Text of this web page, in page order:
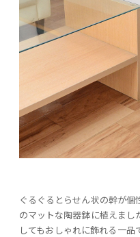
ぐるぐるとらせん状の幹が
のマットな陶器鉢に植えま
してもおしゃれに飾れる一